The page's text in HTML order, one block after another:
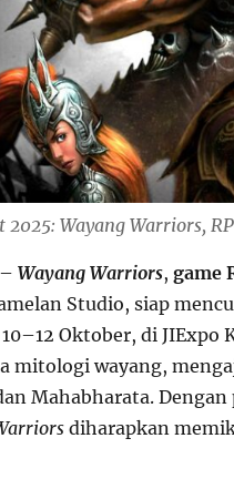
2025: Wayang Warriors,
Wayang Warriors, game
Studio, siap
Oktober, di JIExpo
mitologi wayang,
Mahabharata.
diharapkan